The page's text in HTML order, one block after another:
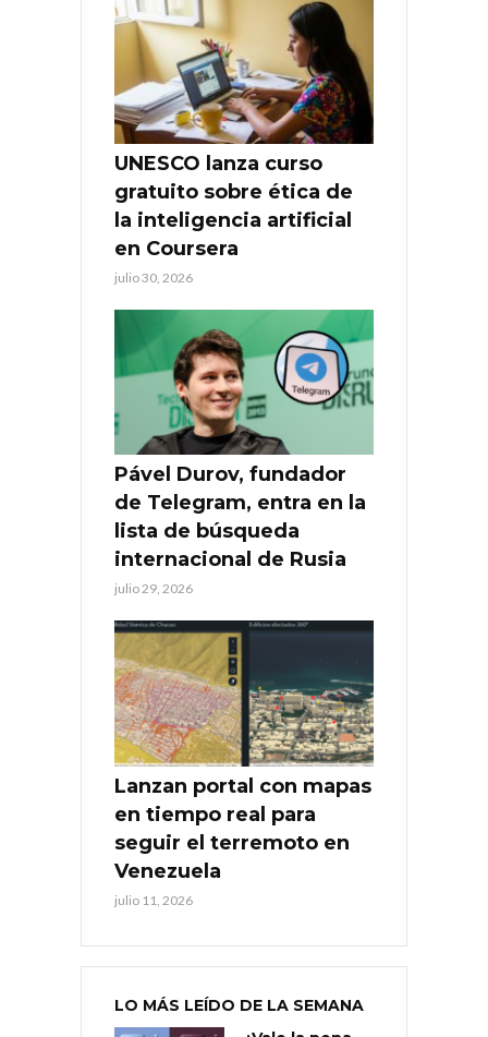
UNESCO lanza curso
gratuito sobre ética de
la inteligencia artificial
en Coursera
julio 30, 2026
Pável Durov, fundador
de Telegram, entra en la
lista de búsqueda
internacional de Rusia
julio 29, 2026
Lanzan portal con mapas
en tiempo real para
seguir el terremoto en
Venezuela
julio 11, 2026
LO MÁS LEÍDO DE LA SEMANA